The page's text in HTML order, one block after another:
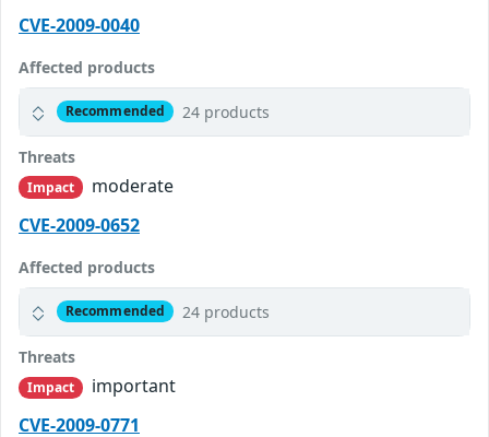
CVE-2009-0040
Affected products
Recommended 24 products
Threats
Impact
moderate
CVE-2009-0652
Affected products
Recommended 24 products
Threats
Impact
important
CVE-2009-0771